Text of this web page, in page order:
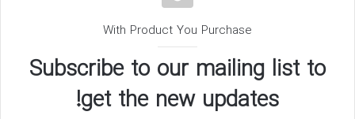
With Product You Purchase
Subscribe to our mailing list to
get the new updates!